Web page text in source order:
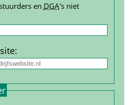
en DGA's niet
: